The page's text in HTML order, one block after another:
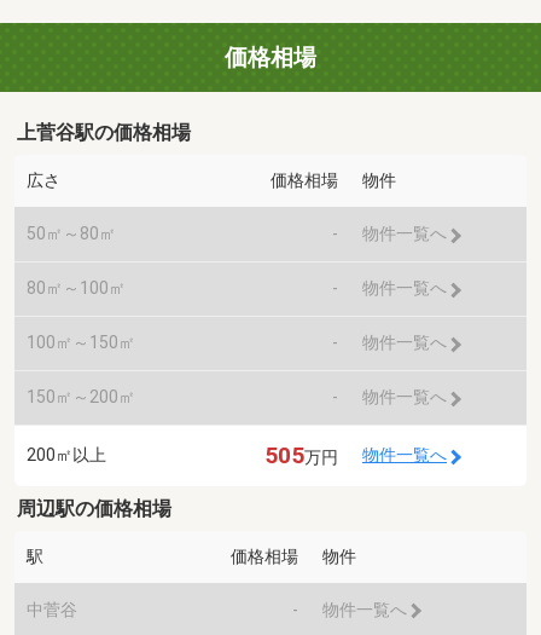
価格相場
上菅谷駅の価格相場
広さ 価格相場 物件
50㎡～80㎡ - 物件一覧へ
80㎡～100㎡ - 物件一覧へ
100㎡～150㎡ - 物件一覧へ
150㎡～200㎡ - 物件一覧へ
200㎡以上 505万円 物件一覧へ
周辺駅の価格相場
駅 価格相場 物件
中菅谷 - 物件一覧へ